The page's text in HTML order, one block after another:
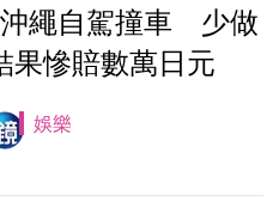
繩自駕撞車 少做
果慘賠數萬日元
娛樂